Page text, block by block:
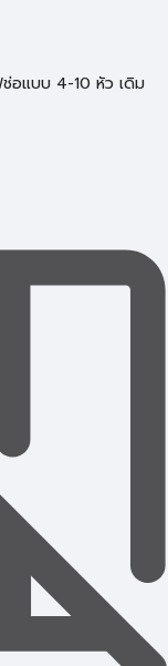
อแบบ 4-10 หัว เดิม